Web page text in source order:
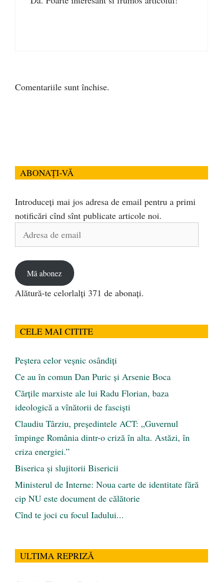
Comentariile sunt închise.
ABONAȚI-VĂ
Introduceți mai jos adresa de email pentru a primi
notificări cînd sînt publicate articole noi.
Adresa
Mă abonez
Alătură-te celorlalți 371 de abonați.
CELE MAI CITITE
Peştera celor veşnic osândiţi
Ce au în comun Dan Puric şi Arsenie Boca
Cărţile marxiste ale lui Radu Florian, baza
ideologică a vînătorii de fascişti
Claudiu Târziu, președintele ACT: „Guvernul
împinge România dintr-o criză în alta. Astăzi, în
criza energiei.”
Biserica și slujitorii Bisericii
Ministerul de Interne: Noua carte de identitate fără
cip NU este document de călătorie
Cînd te joci cu focul Iadului...
ULTIMA REPRIZĂ